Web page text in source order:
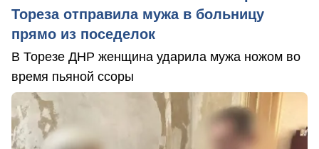
Тореза отправила мужа в больницу
прямо из поседелок
В Торезе ДНР женщина ударила мужа ножом во
время пьяной ссоры